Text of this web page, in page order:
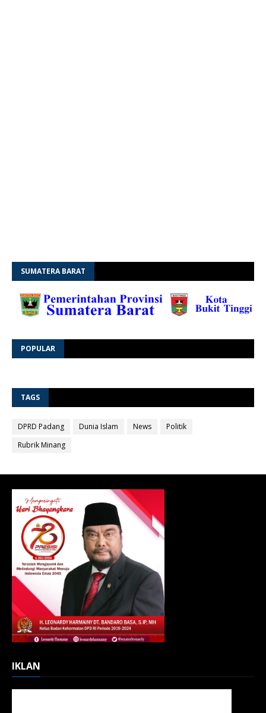
SUMATERA BARAT
POPULAR
TAGS
DPRD Padang Dunia Islam News
Politik
Rubrik Minang
IKLAN